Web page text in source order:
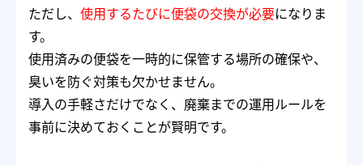
ただし、 使用するたびに便袋の交換が必要になりま
す。
使用済みの便袋を一時的に保管する場所の確保や、
臭いを防ぐ対策も欠かせません。
導入の手軽さだけでなく、廃棄までの運用ルールを
事前に決めておくことが賢明です。